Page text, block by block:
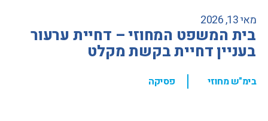
מאי 13, 2026
בית המשפט המחוזי – דחיית ערעור
בעניין דחיית בקשת מקלט
בימ"ש מחוזי , פסיקה